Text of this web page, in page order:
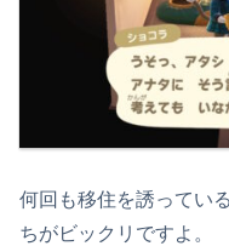
何回も移住を誘ってい
ちがビックリですよ。